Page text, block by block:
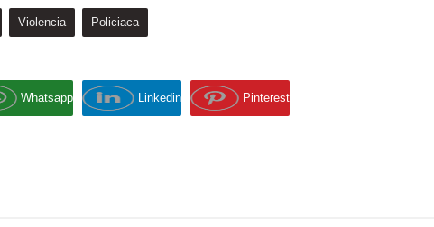
Violencia Policiaca
Whatsapp Linkedin Pinterest